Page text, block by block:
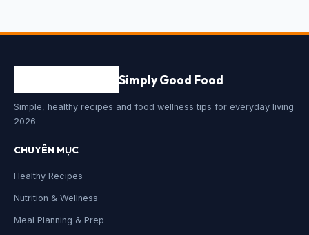
Simply Good Food
Simple, healthy recipes and food wellness tips for everyday living
2026
CHUYÊN MỤC
Healthy Recipes
Nutrition & Wellness
Meal Planning & Prep